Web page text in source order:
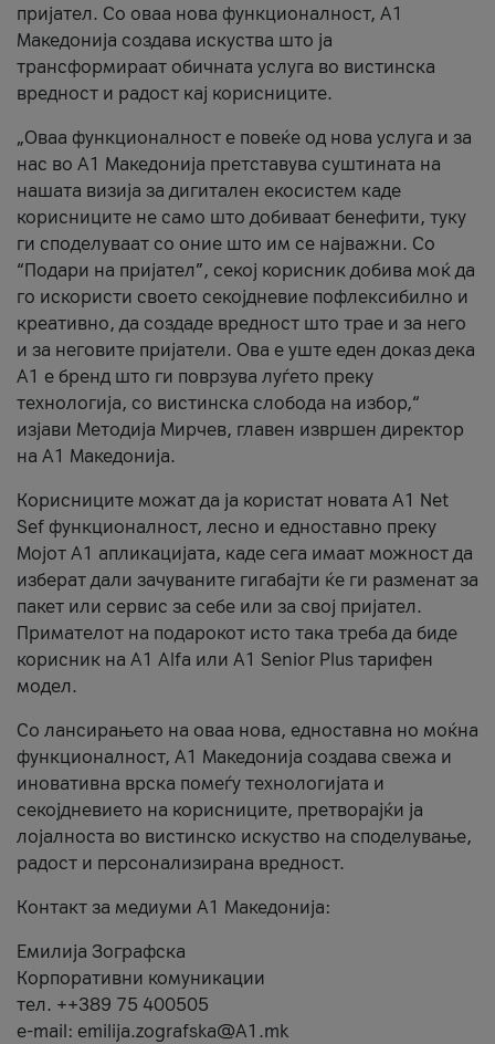
пријател. Со оваа нова функционалност, А1
Македонија создава искуства што ја
трансформираат обичната услуга во вистинска
вредност и радост кај корисниците.
„Оваа функционалност е повеќе од нова услуга и за
нас во А1 Македонија претставува суштината на
нашата визија за дигитален екосистем каде
корисниците не само што добиваат бенефити, туку
ги споделуваат со оние што им се најважни. Со
“Подари на пријател”, секој корисник добива моќ да
го искористи своето секојдневие пофлексибилно и
креативно, да создаде вредност што трае и за него
и за неговите пријатели. Ова е уште еден доказ дека
А1 е бренд што ги поврзува луѓето преку
технологија, со вистинска слобода на избор,“
изјави Методија Мирчев, главен извршен директор
на А1 Македонија.
Корисниците можат да ја користат новата А1 Net
Sef функционалност, лесно и едноставно преку
Мојот А1 апликацијата, каде сега имаат можност да
изберат дали зачуваните гигабајти ќе ги разменат за
пакет или сервис за себе или за свој пријател.
Примателот на подарокот исто така треба да биде
корисник на А1 Alfa или A1 Senior Plus тарифен
модел.
Со лансирањето на оваа нова, едноставна но моќна
функционалност, А1 Македонија создава свежа и
иновативна врска помеѓу технологијата и
секојдневието на корисниците, претворајќи ја
лојалноста во вистинско искуство на споделување,
радост и персонализирана вредност.
Контакт за медиуми А1 Македонија:
Емилија Зографска
Корпоративни комуникации
тел. ++389 75 400505
e-mail: emilija.zografska@A1.mk